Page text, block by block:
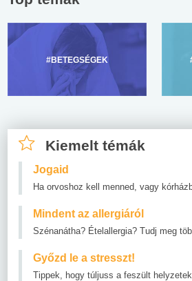
#BETEGSÉGEK
Kiemelt témák
Jogaid
Ha orvoshoz kell menned, vagy
Mindent az allergiáról
Szénanátha? Ételallergia? Tudj meg
Győzd le a stresszt!
Tippek, hogy túljuss a feszült